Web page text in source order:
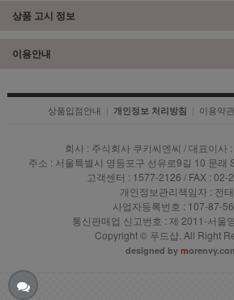
상품 고시 정보
이용안내
상품입점안내 | 개인정보 처리방침 | 이용약관
회사 : 주식회사 쿠키씨엔씨 / 대표이사
주소 : 서울특별시 영등포구 선유로9길 10 문래
고객센터 : 1577-2126 / FAX : 02-
개인정보관리책임자 : 전
사업자등록번호 : 107-87-
통신판매업 신고번호 : 제 2011-서울
Copyright © 푸드샵. All Right
designed by m